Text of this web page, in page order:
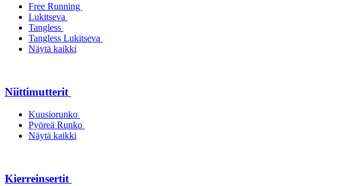
Free Running
Lukitseva
Tangless
Tangless Lukitseva
Näytä kaikki
Niittimutterit
Kuusiorunko
Pyöreä Runko
Näytä kaikki
Kierreinsertit